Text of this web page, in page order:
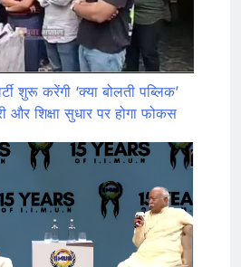
शुरू करेंगी ‘क्या बोलती पब्लिक’
और शिक्षा सुधार पर होगा फोकस